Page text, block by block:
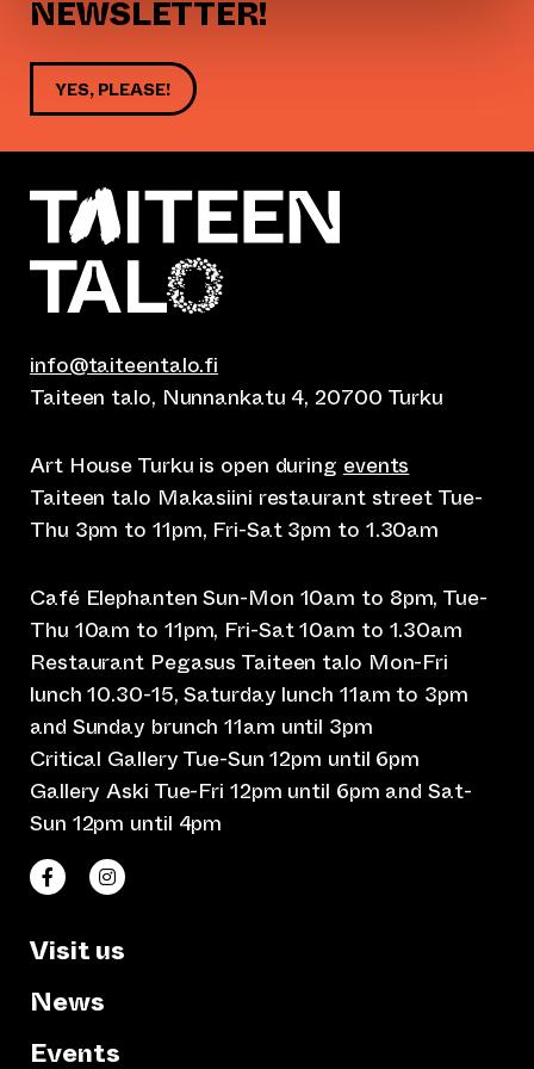
NEWSLETTER!
YES, PLEASE!
info@taiteentalo.fi
Taiteen talo, Nunnankatu 4, 20700 Turku
Art House Turku is open during events
Taiteen talo Makasiini restaurant street Tue-
Thu 3pm to 11pm, Fri-Sat 3pm to 1.30am
Café Elephanten Sun-Mon 10am to 8pm, Tue-
Thu 10am to 11pm, Fri-Sat 10am to 1.30am
Restaurant Pegasus Taiteen talo Mon-Fri
lunch 10.30-15, Saturday lunch 11am to 3pm
and Sunday brunch 11am until 3pm
Critical Gallery Tue-Sun 12pm until 6pm
Gallery Aski Tue-Fri 12pm until 6pm and Sat-
Sun 12pm until 4pm
Taiteen talo Facebookissa
(opens an external website)
Taiteen talo Instagramissa
(opens an external website)
Visit us
News
Events